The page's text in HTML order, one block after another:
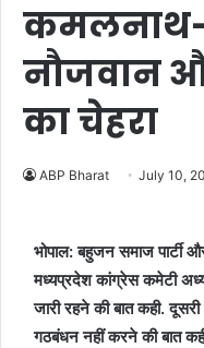
कमलनाथ-
नौजवान
का चेहरा
ABP Bharat July 10,
भोपाल: बहुजन समाज पार्टी
मध्यप्रदेश कांग्रेस कमेटी
जारी रहने की बात कही.
गठबंधन नहीं करने की बात